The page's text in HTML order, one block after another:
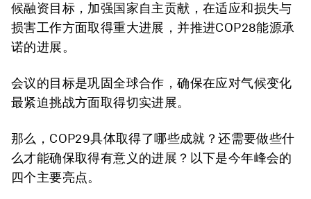
候融资目标，加强国家自主贡献，在适应和损失与
损害工作方面取得重大进展，并推进COP28能源承
诺的进展。
会议的目标是巩固全球合作，确保在应对气候变化
最紧迫挑战方面取得切实进展。
那么，COP29具体取得了哪些成就？还需要做些什
么才能确保取得有意义的进展？以下是今年峰会的
四个主要亮点。